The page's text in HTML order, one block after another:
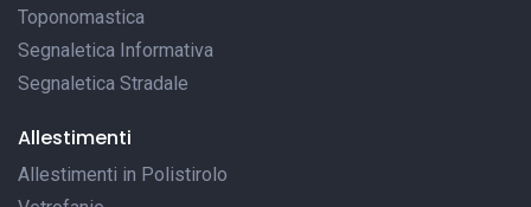
Toponomastica
Segnaletica Informativa
Segnaletica Stradale
Allestimenti
Allestimenti in Polistirolo